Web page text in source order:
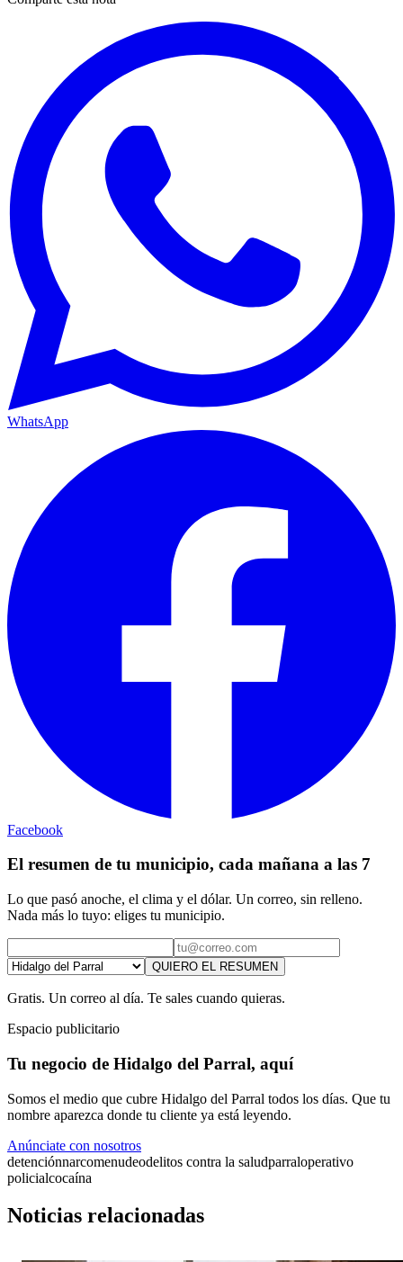
WhatsApp
Facebook
El resumen de tu municipio, cada mañana a las 7
Lo que pasó anoche, el clima y el dólar. Un correo, sin relleno.
Nada más lo tuyo: eliges tu municipio.
QUIERO EL RESUMEN
Gratis. Un correo al día. Te sales cuando quieras.
Espacio publicitario
Tu negocio de Hidalgo del Parral, aquí
Somos el medio que cubre Hidalgo del Parral todos los días. Que tu
nombre aparezca donde tu cliente ya está leyendo.
Anúnciate con nosotros
detenciónnarcomenudeodelitos contra la saludparraloperativo
policialcocaína
Noticias relacionadas